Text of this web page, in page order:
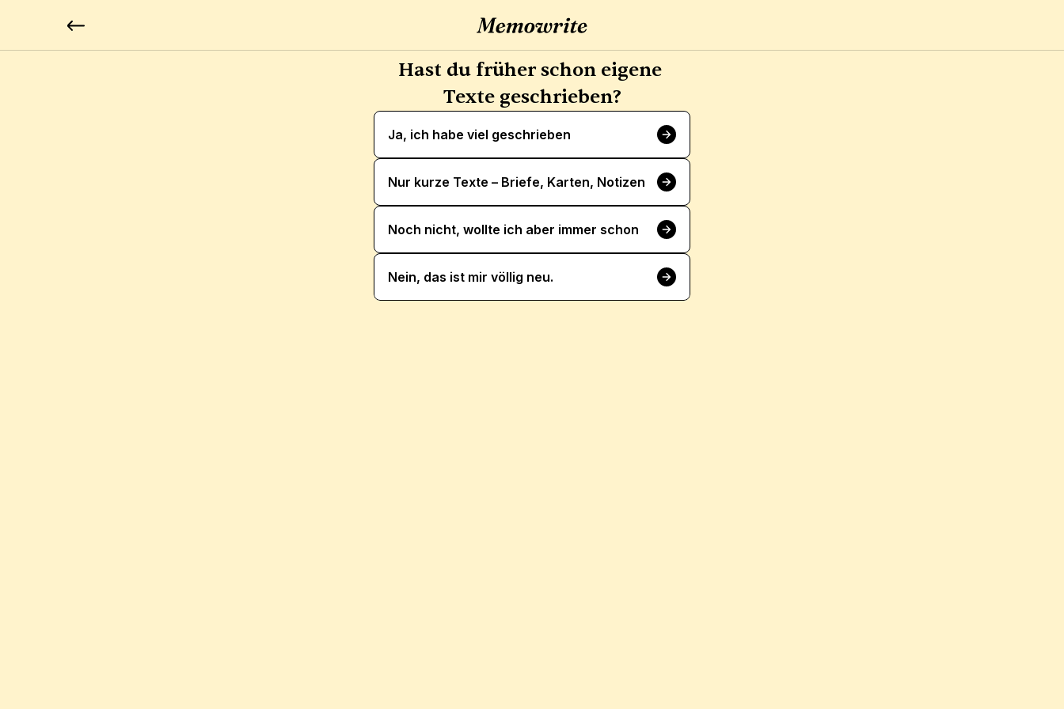
Hast du früher schon eigene
Texte geschrieben?
Ja, ich habe viel geschrieben
Nur kurze Texte – Briefe, Karten, Notizen
Noch nicht, wollte ich aber immer schon
Nein, das ist mir völlig neu.